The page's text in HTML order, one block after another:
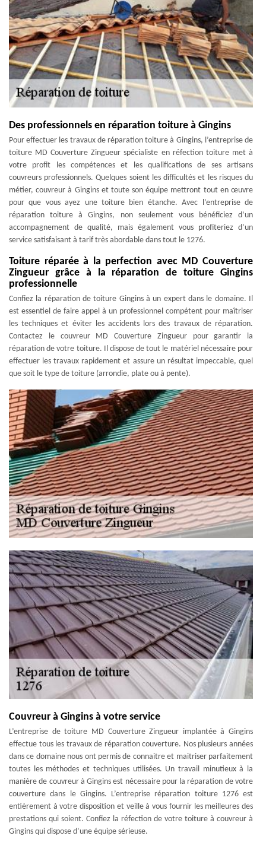
Des professionnels en réparation toiture à Gingins
Pour effectuer les travaux de réparation toiture à Gingins, l’entreprise de
toiture MD Couverture Zingueur spécialiste en réfection toiture met à
votre profit les compétences et les qualifications de ses artisans
couvreurs professionnels. Quelques soient les difficultés et les risques du
métier, couvreur à Gingins et toute son équipe mettront tout en œuvre
pour que vous ayez une toiture bien étanche. Avec l’entreprise de
réparation toiture à Gingins, non seulement vous bénéficiez d’un
accompagnement de qualité, mais également vous profiteriez d’un
service satisfaisant à tarif très abordable dans tout le 1276.
Toiture réparée à la perfection avec MD Couverture
Zingueur grâce à la réparation de toiture Gingins
professionnelle
Confiez la réparation de toiture Gingins à un expert dans le domaine. Il
est essentiel de faire appel à un professionnel compétent pour maîtriser
les techniques et éviter les accidents lors des travaux de réparation.
Contactez le couvreur MD Couverture Zingueur pour garantir la
réparation de votre toiture. Il dispose de tout le matériel nécessaire pour
effectuer les travaux rapidement et assure un résultat impeccable, quel
que soit le type de toiture (arrondie, plate ou à pente).
Couvreur à Gingins à votre service
L’entreprise de toiture MD Couverture Zingueur implantée à Gingins
effectue tous les travaux de réparation couverture. Nos plusieurs années
dans ce domaine nous ont permis de connaitre et maitriser parfaitement
toutes les méthodes et techniques utilisées. Un travail minutieux à la
manière de couvreur à Gingins est nécessaire pour la réparation de votre
couverture dans le Gingins. L’entreprise réparation toiture 1276 est
entièrement à votre disposition et veille à vous fournir les meilleures des
prestations qui soient. Confiez la réfection de votre toiture à couvreur à
Gingins qui dispose d’une équipe sérieuse.